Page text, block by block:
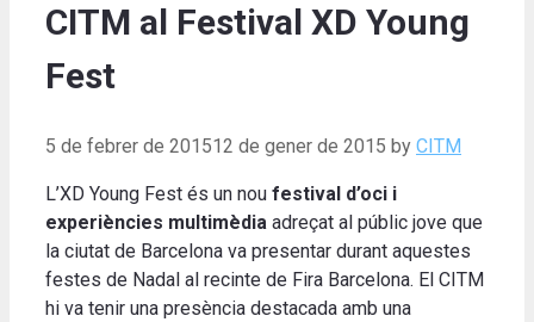
CITM al Festival XD Young
Fest
5 de febrer de 201512 de gener de 2015 by CITM
L’XD Young Fest és un nou festival d’oci i
experiències multimèdia adreçat al públic jove que
la ciutat de Barcelona va presentar durant aquestes
festes de Nadal al recinte de Fira Barcelona. El CITM
hi va tenir una presència destacada amb una